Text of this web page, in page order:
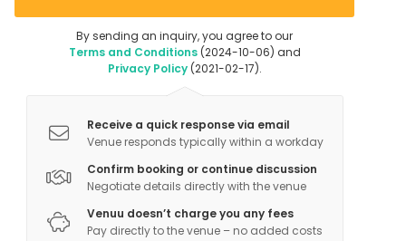
By sending an inquiry, you agree to our
Terms and Conditions(2024-10-06) and
Privacy Policy(2021-02-17).
Receive a quick response via email
Venue responds typically within a workday
Confirm booking or continue discussion
Negotiate details directly with the venue
Venuu doesn’t charge you any fees
Pay directly to the venue – no added costs